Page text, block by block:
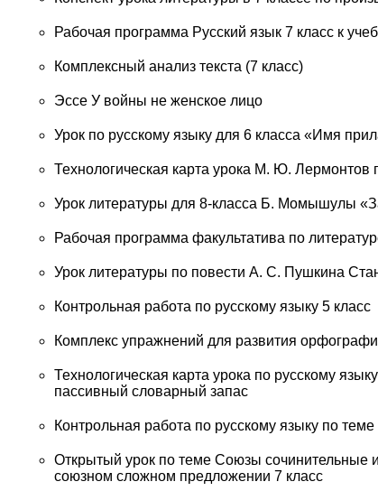
Рабочая программа Русский язык 7 класс к
Комплексный анализ текста (7 класс)
Эссе У войны не женское лицо
Урок по русскому языку для 6 класса «Имя
Технологическая карта урока М. Ю.
Урок литературы для 8-класса Б. Момышулы
Рабочая программа факультатива по
Урок литературы по повести А. С. Пушкина
Контрольная работа по русскому языку 5 класс
Комплекс упражнений для развития
Технологическая карта урока по русскому
пассивный словарный запас
Контрольная работа по русскому языку по
Открытый урок по теме Союзы сочинительные
союзном сложном предложении 7 класс